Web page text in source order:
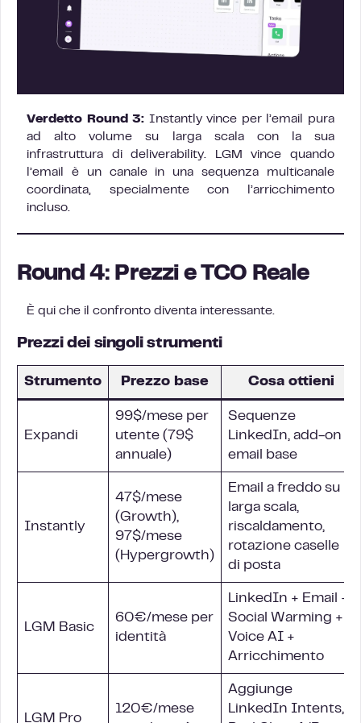
Verdetto Round 3: Instantly vince per l’email pura
ad alto volume su larga scala con la sua
infrastruttura di deliverability. LGM vince quando
l’email è un canale in una sequenza multicanale
coordinata, specialmente con l’arricchimento
incluso.
Round 4: Prezzi e TCO Reale
È qui che il confronto diventa interessante.
Prezzi dei singoli strumenti
Strumento Prezzo base Cosa ottieni
Expandi
99$/mese per
utente (79$
annuale)
Sequenze
LinkedIn, add-on
email base
Instantly
47$/mese
(Growth),
97$/mese
(Hypergrowth)
Email a freddo su
larga scala,
riscaldamento,
rotazione caselle
di posta
LGM Basic
60€/mese per
identità
LinkedIn + Email +
Social Warming +
Voice AI +
Arricchimento
LGM Pro
120€/mese
Aggiunge
LinkedIn Intents,